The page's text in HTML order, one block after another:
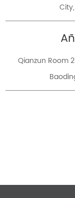
Qianzun Room